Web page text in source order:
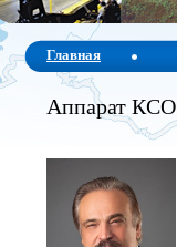
Главная
Аппарат